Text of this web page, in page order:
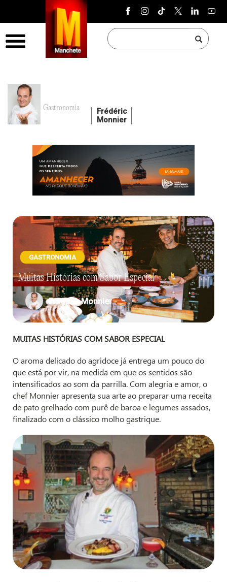
Pular para o conteúdo
Gastronomia
Frédéric
Monnier
GASTRONOMIA
Muitas Histórias com Sabor Especial
Frédéric Monnier
MUITAS HISTÓRIAS COM SABOR ESPECIAL
O aroma delicado do agridoce já entrega um pouco do
que está por vir, na medida em que os sentidos são
intensificados ao som da parrilla. Com alegria e amor, o
chef Monnier apresenta sua arte ao preparar uma receita
de pato grelhado com purê de baroa e legumes assados,
finalizado com o clássico molho gastrique.